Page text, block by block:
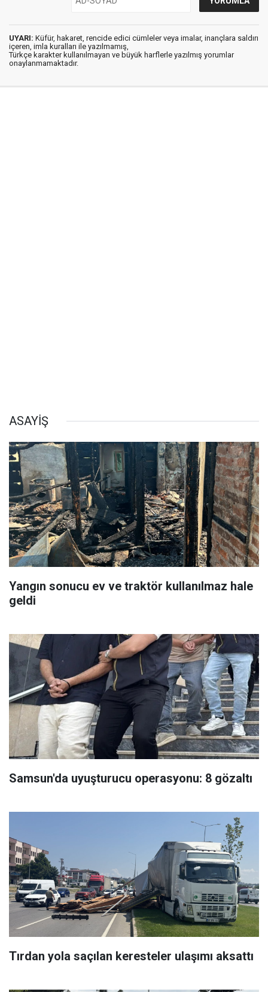
UYARI: Küfür, hakaret, rencide edici cümleler veya imalar, inançlara saldırı
içeren, imla kuralları ile yazılmamış,
Türkçe karakter kullanılmayan ve büyük harflerle yazılmış yorumlar
onaylanmamaktadır.
ASAYİŞ
Yangın sonucu ev ve traktör kullanılmaz hale
geldi
Samsun'da uyuşturucu operasyonu: 8 gözaltı
Tırdan yola saçılan keresteler ulaşımı aksattı